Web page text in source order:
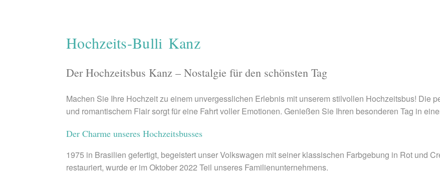
Hochzeits-Bulli Kanz
Der Hochzeitsbus Kanz – Nostalgie für den schönsten Tag
Machen Sie Ihre Hochzeit zu einem unvergesslichen Erlebnis mit unserem stilvollen Hochzeitsbus! Die
und romantischem Flair sorgt für eine Fahrt voller Emotionen. Genießen Sie Ihren besonderen Tag in
Der Charme unseres Hochzeitsbusses
1975 in Brasilien gefertigt, begeistert unser Volkswagen mit seiner klassischen Farbgebung in Rot und
restauriert, wurde er im Oktober 2022 Teil unseres Familienunternehmens.